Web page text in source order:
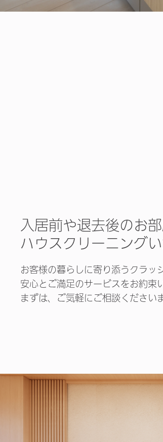
入居前や退去後のお
ハウスクリーニングい
お客様の暮らしに寄り添うクラッ
安心とご満足のサービスをお約束
まずは、ご気軽にご相談ください